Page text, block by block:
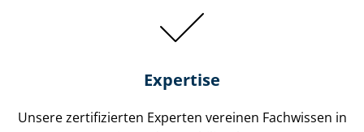
Expertise
Unsere zertifizierten Experten vereinen Fachwissen in